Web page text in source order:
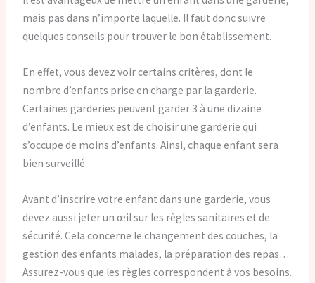
mais pas dans n’importe laquelle. Il faut donc suivre
quelques conseils pour trouver le bon établissement.
En effet, vous devez voir certains critères, dont le
nombre d’enfants prise en charge par la garderie.
Certaines garderies peuvent garder 3 à une dizaine
d’enfants. Le mieux est de choisir une garderie qui
s’occupe de moins d’enfants. Ainsi, chaque enfant sera
bien surveillé.
Avant d’inscrire votre enfant dans une garderie, vous
devez aussi jeter un œil sur les règles sanitaires et de
sécurité. Cela concerne le changement des couches, la
gestion des enfants malades, la préparation des repas…
Assurez-vous que les règles correspondent à vos besoins.